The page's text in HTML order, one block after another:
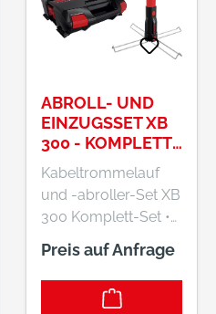
ABROLL- UND
EINZUGSSET XB
300 - KOMPLETT-
SET RUNPOTEC
Kabeltrommelauf
und -abroller-Set XB
300 Komplett-Set •
Für beschädigte
Kabeltrommeln, kein
Kabelgewirr •
Störungsfreies und
Preis auf Anfrage